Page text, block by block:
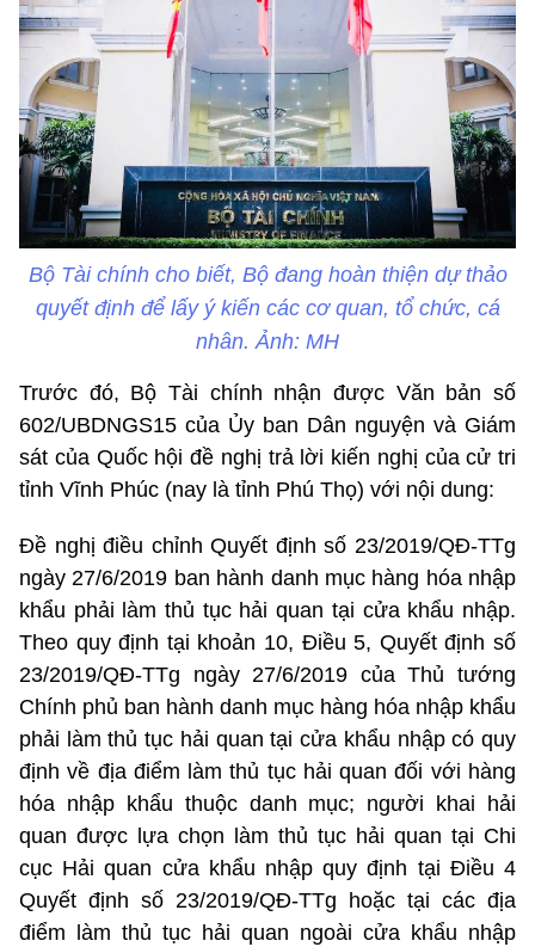
Bộ Tài chính cho biết, Bộ đang hoàn thiện dự thảo
quyết định để lấy ý kiến các cơ quan, tổ chức, cá
nhân. Ảnh: MH
Trước đó, Bộ Tài chính nhận được Văn bản số
602/UBDNGS15 của Ủy ban Dân nguyện và Giám
sát của Quốc hội đề nghị trả lời kiến nghị của cử tri
tỉnh Vĩnh Phúc (nay là tỉnh Phú Thọ) với nội dung:
Đề nghị điều chỉnh Quyết định số 23/2019/QĐ-TTg
ngày 27/6/2019 ban hành danh mục hàng hóa nhập
khẩu phải làm thủ tục hải quan tại cửa khẩu nhập.
Theo quy định tại khoản 10, Điều 5, Quyết định số
23/2019/QĐ-TTg ngày 27/6/2019 của Thủ tướng
Chính phủ ban hành danh mục hàng hóa nhập khẩu
phải làm thủ tục hải quan tại cửa khẩu nhập có quy
định về địa điểm làm thủ tục hải quan đối với hàng
hóa nhập khẩu thuộc danh mục; người khai hải
quan được lựa chọn làm thủ tục hải quan tại Chi
cục Hải quan cửa khẩu nhập quy định tại Điều 4
Quyết định số 23/2019/QĐ-TTg hoặc tại các địa
điểm làm thủ tục hải quan ngoài cửa khẩu nhập